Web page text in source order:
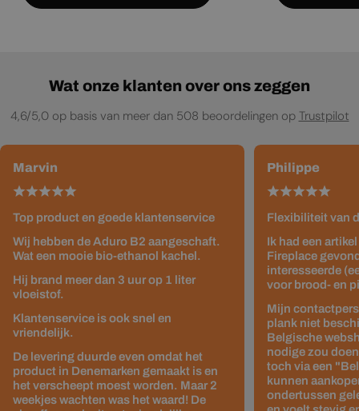
Wat onze klanten over ons zeggen
4,6/5,0 op basis van meer dan 508 beoordelingen op Trustpilot
Marvin
Top product en goede klantenservice
Wij hebben de Aduro B2 aangeschaft.
Wat een mooie bio-ethanol kachel.
Hij brand meer dan 3 uur op 1 liter
vloeistof.
Klantenservice is ook snel en
vriendelijk.
De levering duurde even omdat het
product in Denemarken gemaakt is en
het verscheept moest worden. Maar 2
weekjes wachten was het waard! De
Philippe
Flexibiliteit van
Ik had een
Fireplace
interesseerde
voor brood- en
Mijn
plank niet
Belgische
nodige zou
toch via een
kunnen
ondertussen